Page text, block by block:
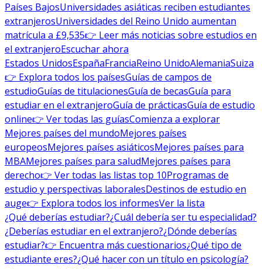
Países BajosUniversidades asiáticas reciben estudiantes
extranjerosUniversidades del Reino Unido aumentan
matrícula a £9,535👉 Leer más noticias sobre estudios en
el extranjeroEscuchar ahora
Estados UnidosEspañaFranciaReino UnidoAlemaniaSuiza
👉 Explora todos los paísesGuías de campos de
estudioGuías de titulacionesGuía de becasGuía para
estudiar en el extranjeroGuía de prácticasGuía de estudio
online👉 Ver todas las guíasComienza a explorar
Mejores países del mundoMejores países
europeosMejores países asiáticosMejores países para
MBAMejores países para saludMejores países para
derecho👉 Ver todas las listas top 10Programas de
estudio y perspectivas laboralesDestinos de estudio en
auge👉 Explora todos los informesVer la lista
¿Qué deberías estudiar?¿Cuál debería ser tu especialidad?
¿Deberías estudiar en el extranjero?¿Dónde deberías
estudiar?👉 Encuentra más cuestionarios¿Qué tipo de
estudiante eres?¿Qué hacer con un título en psicología?